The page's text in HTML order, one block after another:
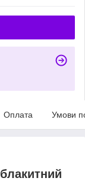
Оплата Умови